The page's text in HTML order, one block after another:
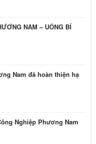
NAM – UÔNG BÍ
Nam đã hoàn thiện hạ
Nghiệp Phương Nam